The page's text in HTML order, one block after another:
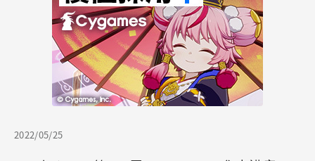
2022/05/25